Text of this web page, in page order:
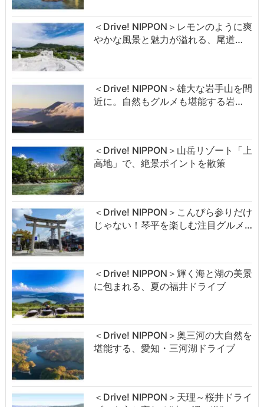
＜Drive! NIPPON＞レモンのように爽
やかな風景と魅力が溢れる、尾道…
＜Drive! NIPPON＞雄大な岩手山を間
近に。自然もグルメも堪能する岩…
＜Drive! NIPPON＞山岳リゾート「上
高地」で、絶景ポイントを散策
＜Drive! NIPPON＞こんぴら参りだけ
じゃない！琴平を楽しむ注目グルメ…
＜Drive! NIPPON＞輝く海と湖の美景
に包まれる、夏の福井ドライブ
＜Drive! NIPPON＞奥三河の大自然を
堪能する、愛知・三河湖ドライブ
＜Drive! NIPPON＞天理～桜井ドライ